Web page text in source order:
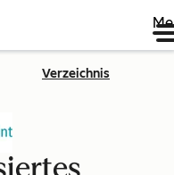
Verzeichnis